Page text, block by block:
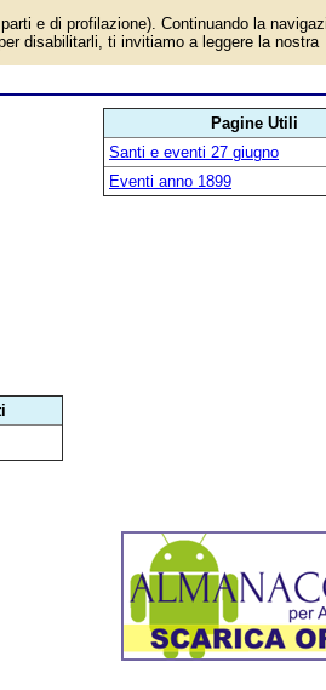
fa. AEJ Collins
registrato nel...
Pagine Utili
Santi e eventi 27 giugno
Eventi anno 1899
e di profilazione). Continuando la
disabilitarli, ti invitiamo a leggere la nostra